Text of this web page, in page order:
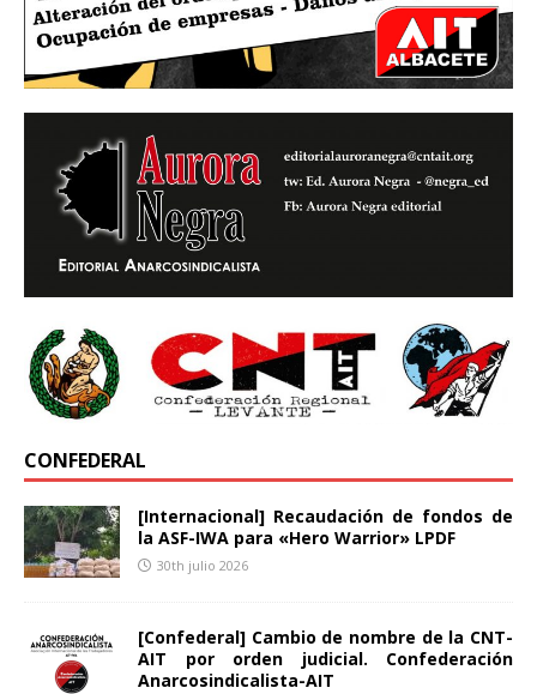
CONFEDERAL
[Internacional] Recaudación de fondos de
la ASF-IWA para «Hero Warrior» LPDF
30th julio 2026
[Confederal] Cambio de nombre de la CNT-
AIT por orden judicial. Confederación
Anarcosindicalista-AIT